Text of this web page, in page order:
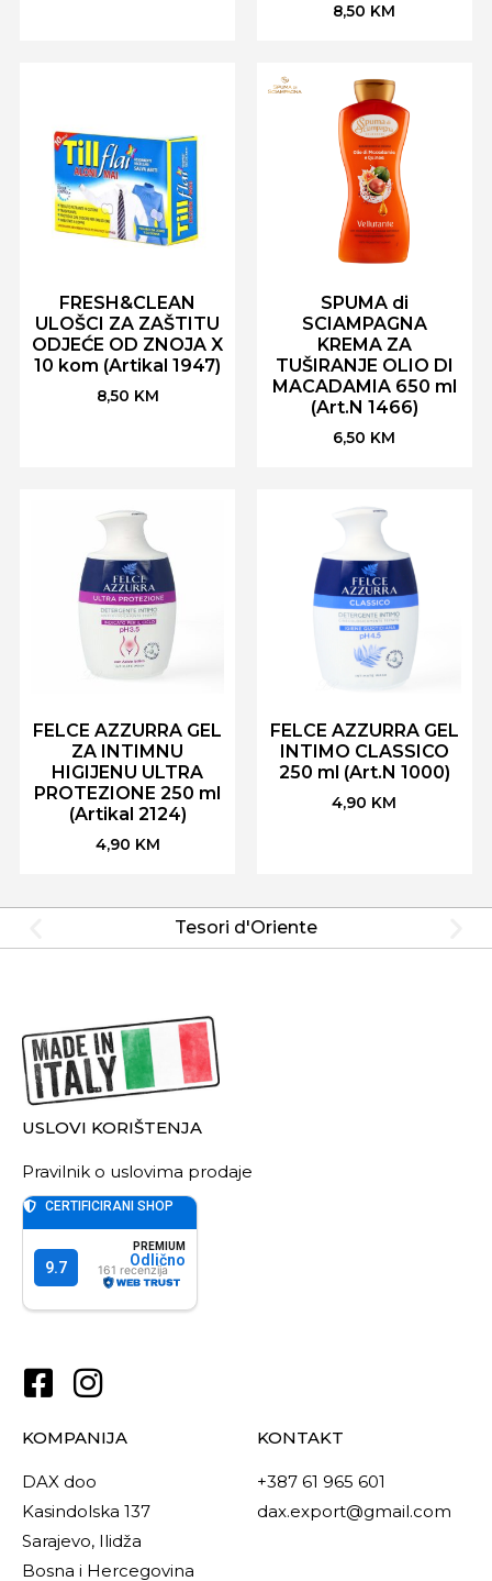
8,50 KM
FRESH&CLEAN
ULOŠCI ZA ZAŠTITU
ODJEĆE OD ZNOJA X
10 kom (Artikal 1947)
8,50 KM
SPUMA di
SCIAMPAGNA
KREMA ZA
TUŠIRANJE OLIO DI
MACADAMIA 650 ml
(Art.N 1466)
6,50 KM
FELCE AZZURRA GEL
ZA INTIMNU
HIGIJENU ULTRA
PROTEZIONE 250 ml
(Artikal 2124)
4,90 KM
FELCE AZZURRA GEL
INTIMO CLASSICO
250 ml (Art.N 1000)
4,90 KM
Tesori d'Oriente
USLOVI KORIŠTENJA
Pravilnik o uslovima prodaje
KOMPANIJA
DAX doo
Kasindolska 137
Sarajevo, Ilidža
Bosna i Hercegovina
KONTAKT
+387 61 965 601
dax.export@gmail.com